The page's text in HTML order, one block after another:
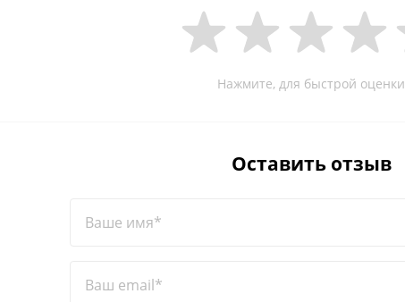
Нажмите, для быстрой оценки
Оставить отзыв
Ваше имя*
Ваш email*